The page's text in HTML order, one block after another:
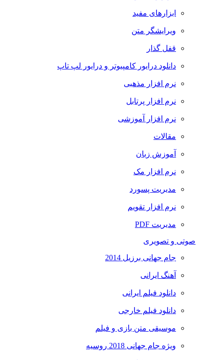
ابزارهای مفید
ویرایشگر متن
قفل گذار
دانلود درایور کامپیوتر و درایور لپ تاپ
نرم افزار مذهبی
نرم افزار پرتابل
نرم افزار آموزشی
مقالات
آموزش زبان
نرم افزار مک
مدیریت پسورد
نرم افزار تقویم
مدیریت PDF
صوتی و تصویری
جام جهانی برزیل 2014
آهنگ ایرانی
دانلود فیلم ایرانی
دانلود فیلم خارجی
موسیقی متن بازی و فیلم
ویژه جام جهانی 2018 روسیه